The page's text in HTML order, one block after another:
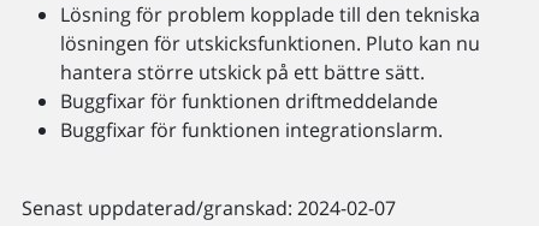
Lösning för problem kopplade till den tekniska
lösningen för utskicksfunktionen. Pluto kan nu
hantera större utskick på ett bättre sätt.
Buggfixar för funktionen driftmeddelande
Buggfixar för funktionen integrationslarm.
Senast uppdaterad/granskad: 2024-02-07